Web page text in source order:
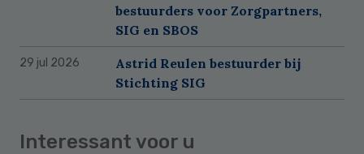
bestuurders voor Zorgpartners,
SIG en SBOS
29 jul 2026
Astrid Reulen bestuurder bij
Stichting SIG
Interessant voor u